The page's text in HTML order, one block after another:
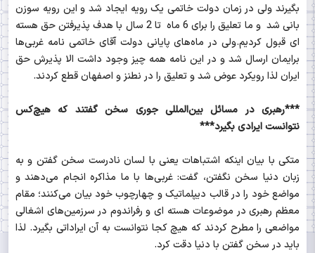
بگیرند ولی در زمان دولت خاتمی یک رویه ایجاد شد و این رویه سوزن
بانی شد و ما تعلیق را برای 6 ماه تا 2 سال با هدف پذیرفتن حق هسته
ای قبول کردیم.ولی در ماه‌های پایانی دولت آقای خاتمی نامه غربی‌ها
برایمان ارسال شد و در این نامه همه چیز وجود داشت الا پذیرش حق
ایران لذا رویکرد عوض شد و تعلیق را در نطنز و اصفهان قطع کردند.
***رهبری در مسائل بین‌المللی جوری سخن گفتند که هیچ‌کس
نتوانست ایرادی بگیرد***
متکی با بیان اینکه اشتباهات یعنی با لسان نادرست سخن گفتن و به
زبان دنیا سخن نگفتن، گفت: غربی‌ها با ما مذاکره انجام می‌دهند و
مواضع خود را در قالب دیپلماتیک و چهارچوب خود بیان می‌کنند؛ مقام
معظم رهبری در موضوعات هسته ای و رفراندوم در سرزمین‌های اشغالی
مواضعی را مطرح کردند که هیچ کجا نتوانست به آن ایراداتی بگیرد. لذا
باید در سخن گفتن با دنیا دقت کرد.